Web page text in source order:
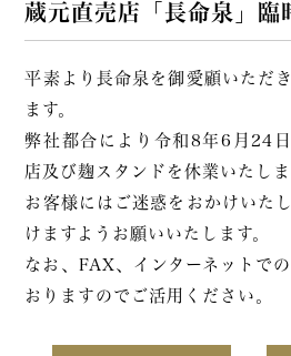
蔵元直売店「長命泉」臨
平素より長命泉を御愛顧いただ
ます。
弊社都合により令和8年6月24
店及び麹スタンドを休業いたしま
お客様にはご迷惑をおかけいた
けますようお願いいたします。
なお、FAX、インターネットで
おりますのでご活用ください。